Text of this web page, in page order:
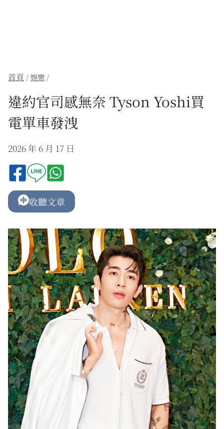
/娛樂 /
違約官司感無奈 Tyson Yoshi買
電單車發洩
2026 年 6 月 17 日
收聽文章